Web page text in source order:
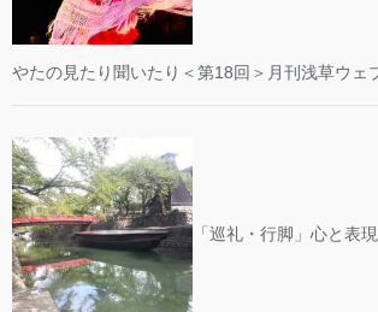
やたの見たり聞いたり＜第18回＞月刊浅草ウェ
「巡礼・行脚」心と表